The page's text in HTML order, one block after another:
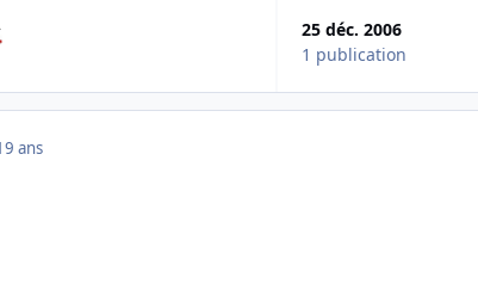
25 déc. 2006
1 publication
ans